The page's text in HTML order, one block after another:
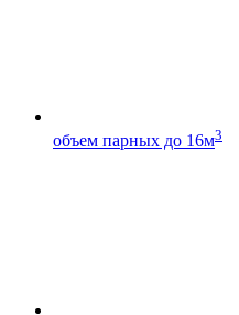
объем парных до 16м3